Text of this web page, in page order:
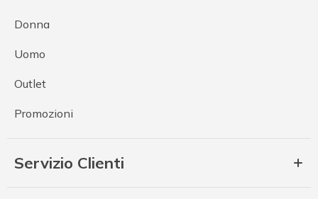
Donna
Uomo
Outlet
Promozioni
Servizio Clienti